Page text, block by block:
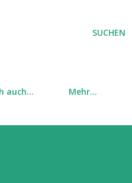
SUCHEN
auch… Mehr…